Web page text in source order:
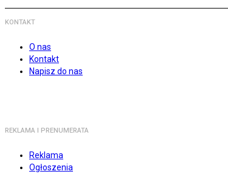
KONTAKT
O nas
Kontakt
Napisz do nas
REKLAMA I PRENUMERATA
Reklama
Ogłoszenia